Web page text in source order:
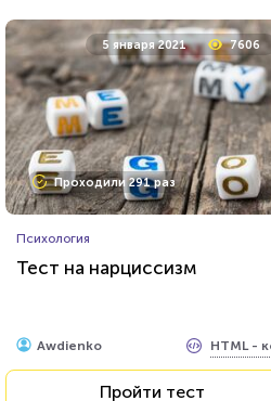
5 января 2021 7606
Проходили 291 раз
Психология
Тест на нарциссизм
Awdienko HTML -
Пройти тест